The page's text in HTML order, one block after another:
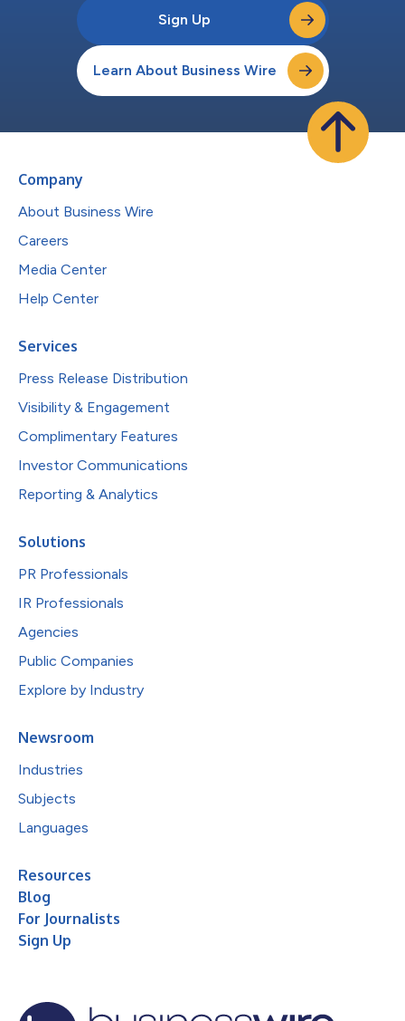
Sign Up
Learn About Business Wire
Company
About Business Wire
Careers
Media Center
Help Center
Services
Press Release Distribution
Visibility & Engagement
Complimentary Features
Investor Communications
Reporting & Analytics
Solutions
PR Professionals
IR Professionals
Agencies
Public Companies
Explore by Industry
Newsroom
Industries
Subjects
Languages
Resources
Blog
For Journalists
Sign Up